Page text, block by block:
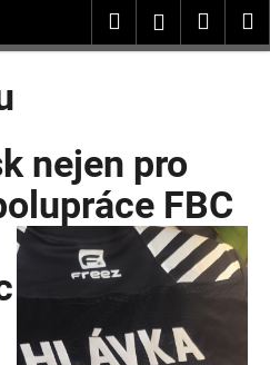
HledatPřihlášení
nejen pro
FBC